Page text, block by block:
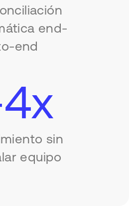
end-
end
sin
equipo